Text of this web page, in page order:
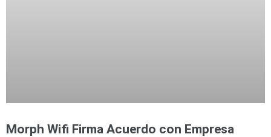
Morph Wifi Firma Acuerdo con Empresa